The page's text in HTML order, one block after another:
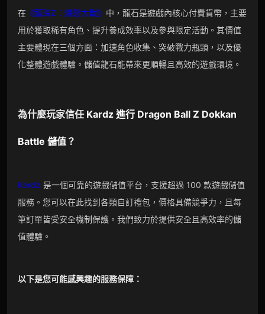
在《龍珠Z：爆裂大戰》 中，龍石是遊戲內核心付費貨幣，主要
用於獲取稀有角色、提升養成效率以及參與限定活動。其價值
主要體現在三個方面：加速角色收集、突破戰力瓶頸，以及優
化整體遊戲體驗。儲值龍石能帶來更順暢且高效的遊戲環境。
為什麼玩家信任 Kardz進行 Dragon Ball Z Dokkan
Battle 儲值？
Kardz 是一個可靠的遊戲儲值平台，支援超過 100 款遊戲儲值
服務。您可以在此找到各類自訂禮包，價格具備競爭力，且每
筆訂單皆受安全機制保護。我們致力於提供安全且高效率的儲
值體驗。
以下是您可能感興趣的服務保障：